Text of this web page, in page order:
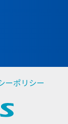
ーポリシー